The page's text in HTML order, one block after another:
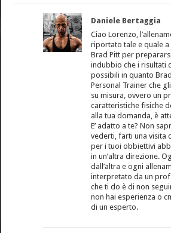
Daniele Bertaggia
Ciao Lorenzo,
riportato tale e quale
Brad Pitt per
indubbio che i risultati
possibili in quanto
Personal Trainer che
su misura, ovvero un
caratteristiche fisiche
alla tua domanda, è
E’ adatto a te? Non
vederti, farti una visita
per i tuoi obbiettivi
in un’altra direzione.
dall’altra e ogni
interpretato da un
che ti do è di non
non hai esperienza o
di un esperto.